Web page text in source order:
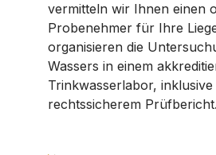
vermitteln wir Ihnen einen
Probenehmer für Ihre
organisieren die
Wassers in einem
Trinkwasserlabor, inklusive
rechtssicherem Prüfbericht.